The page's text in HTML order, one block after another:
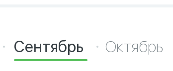
Сентябрь Октябрь